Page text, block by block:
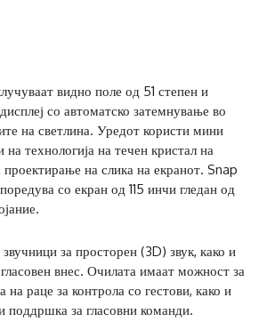
видно поле од 51 степен и
со автоматско затемнување во
на светлина. Уредот користи мини
технологија на течен кристал на
на слика на екранот. Snap
со екран од 115 инчи гледан од
за просторен (3D) звук, како и
внес. Очилата имаат можност за
раце за контрола со гестови, како и
поддршка за гласовни команди.